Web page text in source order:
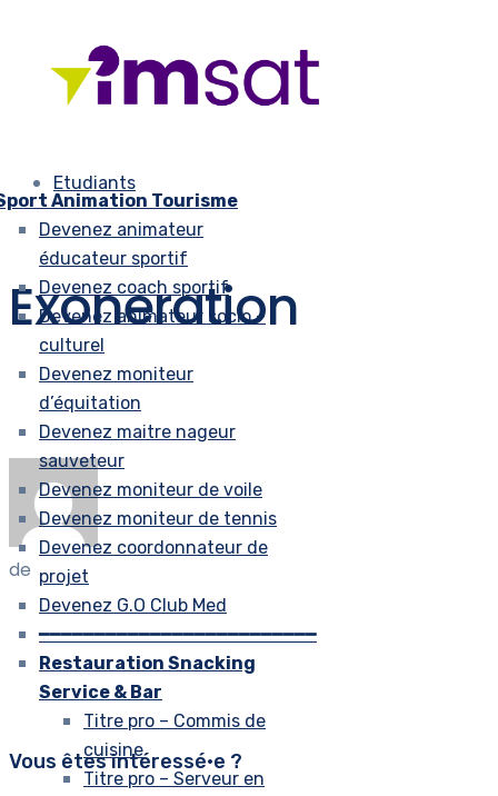
Etudiants
Animation Tourisme
Devenez animateur
éducateur sportif
Devenez coach sportif
Devenez animateur socio –
culturel
Devenez moniteur
d’équitation
Devenez maitre nageur
sauveteur
Devenez moniteur de voile
Devenez moniteur de tennis
Devenez coordonnateur de
projet
Devenez G.O Club Med
━━━━━━━━━━━━━━━━━━━━━━━━━
Restauration Snacking
Service & Bar
Titre pro – Commis de
cuisine
Titre pro – Serveur en
Exoneration
de
Vous êtes intéressé•e ?